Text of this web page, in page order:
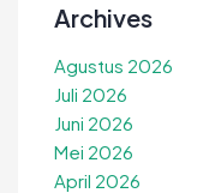
Archives
Agustus 2026
Juli 2026
Juni 2026
Mei 2026
April 2026